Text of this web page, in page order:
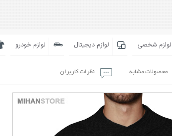
لوازم شخصی لوازم دیجیتال لوازم خودرو
محصولات مشابه نظرات کاربران